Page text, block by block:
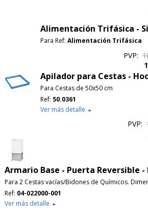
Alimentación Trifásica -
Para Ref: Alimentación Trifásica
PVP:
Apilador para Cestas -
Para Cestas de 50x50 cm
Ref: 50.0361
Ver más detalle ►
PVP:
Armario Base - Puerta Reversible
Para 2 Cestas vacías/Bidones de Químicos.
Ref: 04-022000-001
Ver más detalle ►